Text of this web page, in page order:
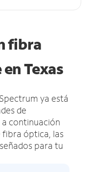
fibra
Texas
ya está
de
continuación
fibra óptica, las
para tu